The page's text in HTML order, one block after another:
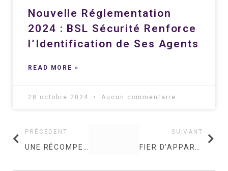
Nouvelle Réglementation
2024 : BSL Sécurité Renforce
l’Identification de Ses Agents
READ MORE »
28 octobre 2024 Aucun commentaire
PRÉCÉDENT SUIVANT